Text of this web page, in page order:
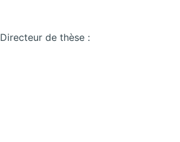
Directeur de thèse :